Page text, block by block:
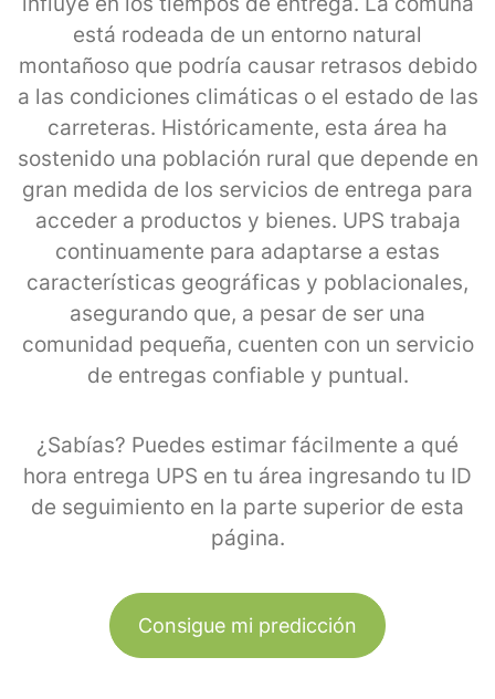
está rodeada de un entorno natural
montañoso que podría causar retrasos debido
a las condiciones climáticas o el estado de las
carreteras. Históricamente, esta área ha
sostenido una población rural que depende en
gran medida de los servicios de entrega para
acceder a productos y bienes. UPS trabaja
continuamente para adaptarse a estas
características geográficas y poblacionales,
asegurando que, a pesar de ser una
comunidad pequeña, cuenten con un servicio
de entregas confiable y puntual.
¿Sabías? Puedes estimar fácilmente a qué
hora entrega UPS en tu área ingresando tu ID
de seguimiento en la parte superior de esta
página.
Consigue mi predicción